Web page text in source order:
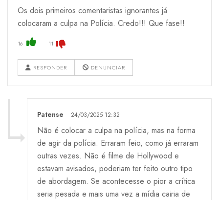
Os dois primeiros comentaristas ignorantes já
colocaram a culpa na Polícia. Credo!!! Que fase!!
16 11
RESPONDER DENUNCIAR
Patense 24/03/2025 12:32
Não é colocar a culpa na polícia, mas na forma
de agir da polícia. Erraram feio, como já erraram
outras vezes. Não é filme de Hollywood e
estavam avisados, poderiam ter feito outro tipo
de abordagem. Se acontecesse o pior a crítica
seria pesada e mais uma vez a mídia cairia de